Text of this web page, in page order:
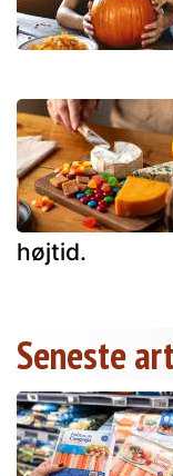
højtid.
Seneste